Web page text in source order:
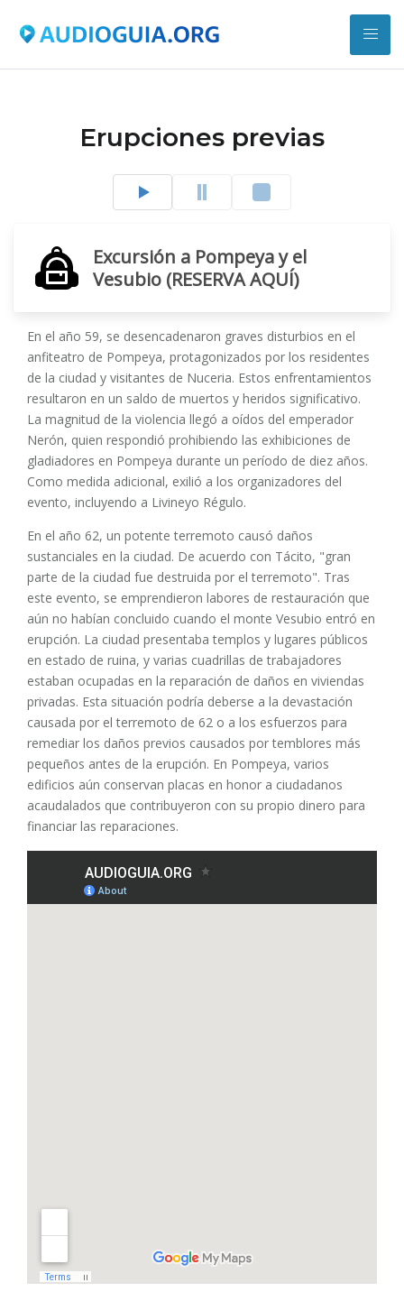
Erupciones previas
Excursión a Pompeya y el
Vesubio (RESERVA AQUÍ)
En el año 59, se desencadenaron graves disturbios en el
anfiteatro de Pompeya, protagonizados por los residentes
de la ciudad y visitantes de Nuceria. Estos enfrentamientos
resultaron en un saldo de muertos y heridos significativo.
La magnitud de la violencia llegó a oídos del emperador
Nerón, quien respondió prohibiendo las exhibiciones de
gladiadores en Pompeya durante un período de diez años.
Como medida adicional, exilió a los organizadores del
evento, incluyendo a Livineyo Régulo.
En el año 62, un potente terremoto causó daños
sustanciales en la ciudad. De acuerdo con Tácito, "gran
parte de la ciudad fue destruida por el terremoto". Tras
este evento, se emprendieron labores de restauración que
aún no habían concluido cuando el monte Vesubio entró en
erupción. La ciudad presentaba templos y lugares públicos
en estado de ruina, y varias cuadrillas de trabajadores
estaban ocupadas en la reparación de daños en viviendas
privadas. Esta situación podría deberse a la devastación
causada por el terremoto de 62 o a los esfuerzos para
remediar los daños previos causados por temblores más
pequeños antes de la erupción. En Pompeya, varios
edificios aún conservan placas en honor a ciudadanos
acaudalados que contribuyeron con su propio dinero para
financiar las reparaciones.